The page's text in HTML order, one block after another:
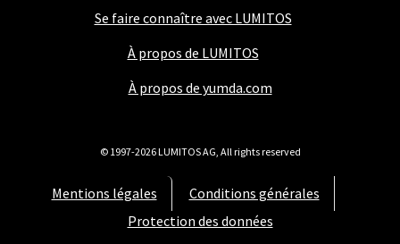
Se faire connaître avec LUMITOS
À propos de LUMITOS
À propos de yumda.com
Mentions légales
Conditions générales
Protection des données
© 1997-2026 LUMITOS AG, All rights reserved